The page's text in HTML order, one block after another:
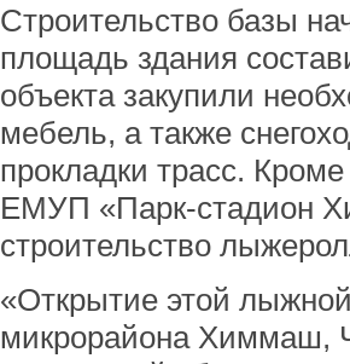
Строительство базы
площадь здания
объекта закупили
мебель, а также
прокладки трасс.
ЕМУП «Парк-стадион
строительство
«Открытие этой
микрорайона Химмаш,